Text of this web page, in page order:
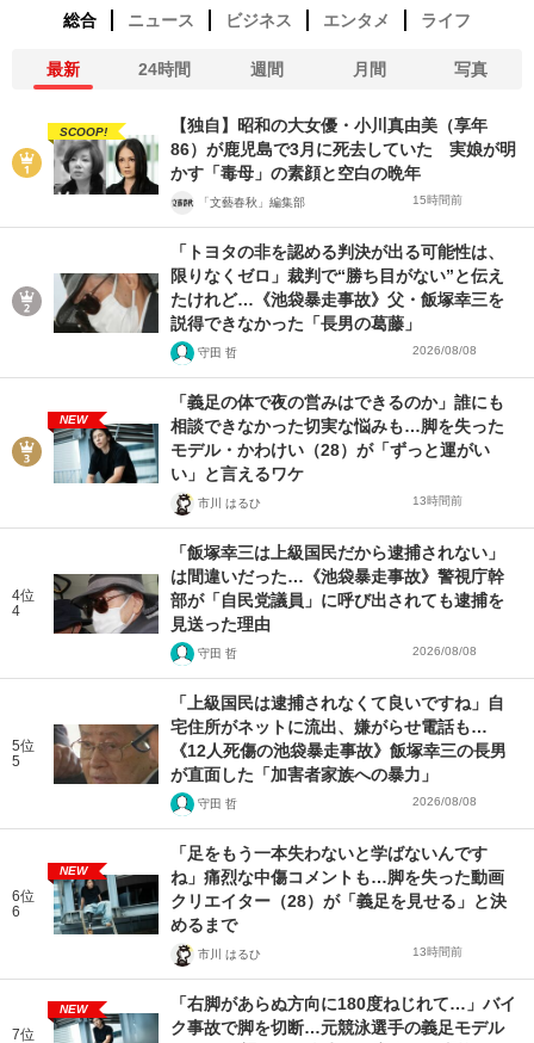
総合 ニュース ビジネス エンタメ ライフ
最新 24時間 週間 月間 写真
SCOOP!
【独自】昭和の大女優・小川真由美（享年
86）が鹿児島で3月に死去していた 実娘が明
かす「毒母」の素顔と空白の晩年
「文藝春秋」編集部 15時間前
「トヨタの非を認める判決が出る可能性は、
限りなくゼロ」裁判で“勝ち目がない”と伝え
たけれど…《池袋暴走事故》父・飯塚幸三を
説得できなかった「長男の葛藤」
守田 哲 2026/08/08
NEW
「義足の体で夜の営みはできるのか」誰にも
相談できなかった切実な悩みも…脚を失った
モデル・かわけい（28）が「ずっと運がい
い」と言えるワケ
市川 はるひ 13時間前
4位
4
「飯塚幸三は上級国民だから逮捕されない」
は間違いだった…《池袋暴走事故》警視庁幹
部が「自民党議員」に呼び出されても逮捕を
見送った理由
守田 哲 2026/08/08
5位
5
「上級国民は逮捕されなくて良いですね」自
宅住所がネットに流出、嫌がらせ電話も…
《12人死傷の池袋暴走事故》飯塚幸三の長男
が直面した「加害者家族への暴力」
守田 哲 2026/08/08
6位
6
NEW
「足をもう一本失わないと学ばないんです
ね」痛烈な中傷コメントも…脚を失った動画
クリエイター（28）が「義足を見せる」と決
めるまで
市川 はるひ 13時間前
7位
NEW
「右脚があらぬ方向に180度ねじれて…」バイ
ク事故で脚を切断…元競泳選手の義足モデル